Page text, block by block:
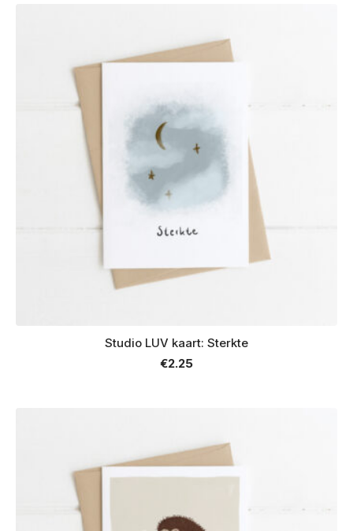
Studio LUV kaart: Sterkte
€2.25